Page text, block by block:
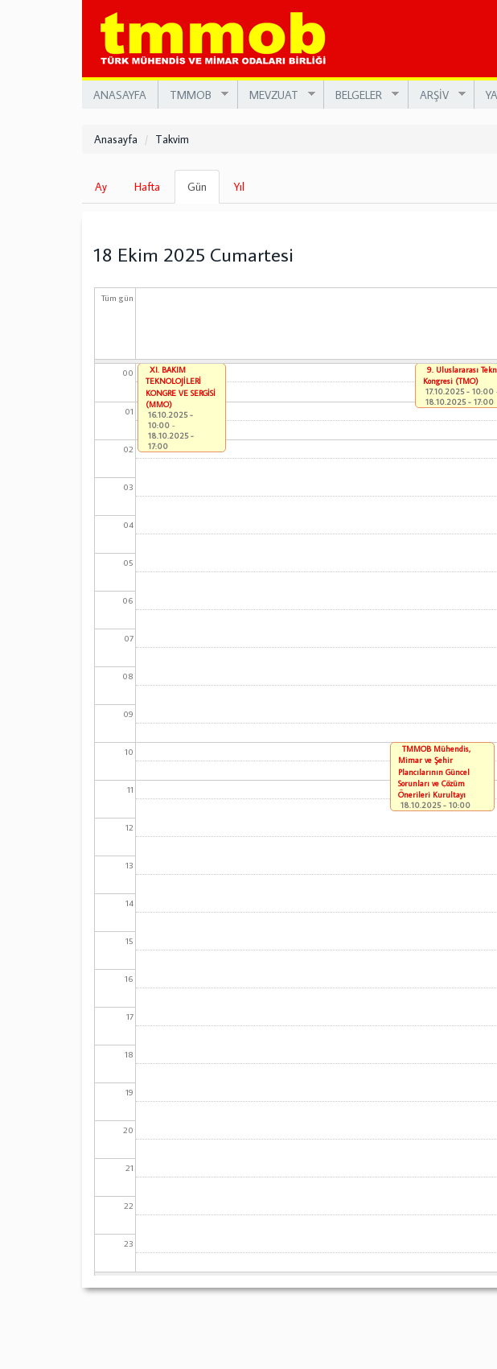
ANASAYFA TMMOB MEVZUAT BELGELER ARŞİV
Anasayfa Takvim
Birincil
sekmeler
Ay Hafta Gün
sekme)
Yıl
18 Ekim 2025 Cumartesi
Tüm gün
00
01
02
03
04
05
06
07
08
09
10
11
12
13
14
15
16
17
18
19
20
21
22
23
XI. BAKIM
TEKNOLOJİLERİ
KONGRE VE SERGİSİ
(MMO)
16.10.2025 -
10:00 -
18.10.2025 -
17:00
9. Uluslararası
Kongresi (TMO)
17.10.2025 - 10:00
18.10.2025 - 17:00
TMMOB Mühendis,
Mimar ve Şehir
Plancılarının Güncel
Sorunları ve Çözüm
Önerileri Kurultayı
18.10.2025 - 10:00